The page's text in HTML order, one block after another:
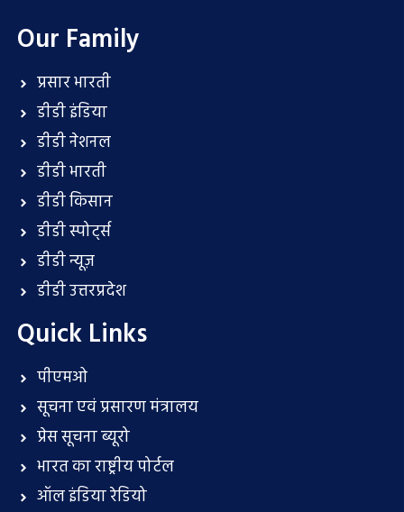
Our Family
प्रसार भारती
डीडी इंडिया
डीडी नेशनल
डीडी भारती
डीडी किसान
डीडी स्पोर्ट्स
डीडी न्यूज़
डीडी उत्तरप्रदेश
Quick Links
पीएमओ
सूचना एवं प्रसारण मंत्रालय
प्रेस सूचना ब्यूरो
भारत का राष्ट्रीय पोर्टल
ऑल इंडिया रेडियो